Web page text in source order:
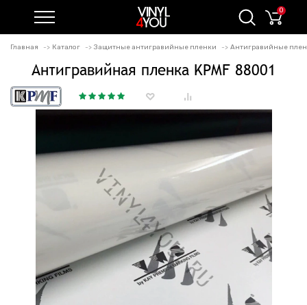
0
Главная Каталог Защитные антигравийные пленки Антигравийные
Антигравийная пленка KPMF 88001